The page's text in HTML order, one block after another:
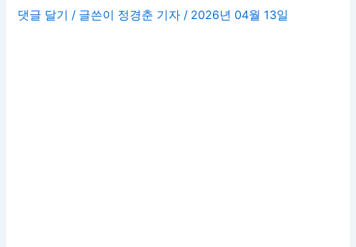
댓글 달기 / 글쓴이 정경춘 기자/ 2026년 04월 13일